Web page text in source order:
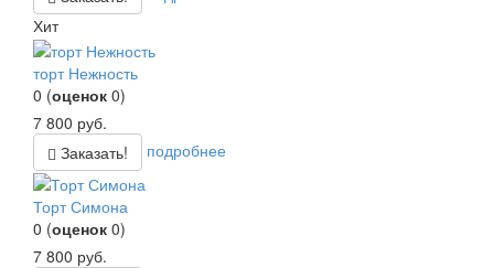
Хит
торт Нежность
0 (оценок 0)
7 800 руб.
Заказать!
подробнее
Торт Симона
0 (оценок 0)
7 800 руб.